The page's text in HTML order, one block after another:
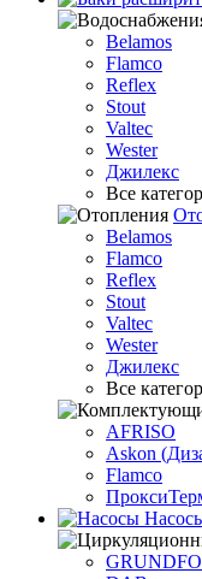
Belamos
Flamco
Reflex
Stout
Valtec
Wester
Джилекс
Все
Belamos
Flamco
Reflex
Stout
Valtec
Wester
Джилекс
Все
AFRISO
Askon
Flamco